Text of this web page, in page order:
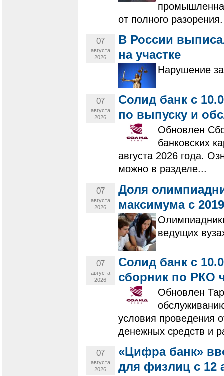
от полного разорения.
07
августа
2026
В России
на участке
Нарушение
07
августа
2026
Солид банк с
по выпуску и
Обновлен
банковских
августа 2026 года.
можно в разделе...
07
августа
2026
Доля
максимума с
ведущих
07
августа
2026
Солид банк с
сборник по РКО
Обновлен
условия проведения
денежных средств и
07
августа
2026
«Цифра банк»
для физлиц с 12